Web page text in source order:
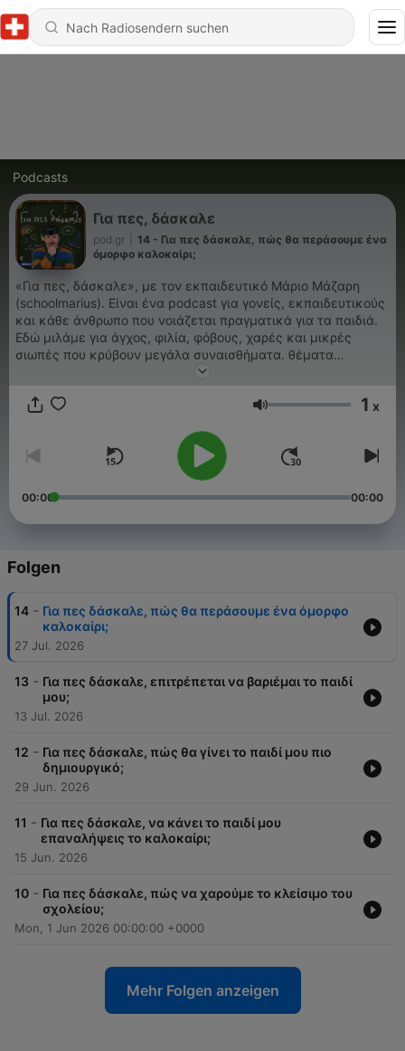
Podcasts
Για πες, δάσκαλε
pod.gr
14 - Για πες δάσκαλε, πώς θα περάσουμε ένα
όμορφο καλοκαίρι;
«Για πες, δάσκαλε», με τον εκπαιδευτικό Μάριο Μάζαρη
(schoolmarius). Eίναι ένα podcast για γονείς, εκπαιδευτικούς
και κάθε άνθρωπο που νοιάζεται πραγματικά για τα παιδιά.
Εδώ μιλάμε για άγχος, φιλία, φόβους, χαρές και μικρές
σιωπές που κρύβουν μεγάλα συναισθήματα. θέματα
γονεϊκότητας, σχολείου, σχέσεων με παιδιά, γονείς,
θεωρίες και “πρέπει”, ψάχνουμε τρόπους να ακούμε, να
κάθε παιδί χρειάζεται κάποιον να του πει: «Σε βλέπω. Σε
ακούω. Είμαι εδώ.»
Lautstärke 1 x
00:00 00:00
Folgen
14 - Για πες δάσκαλε, πώς θα περάσουμε ένα όμορφο
καλοκαίρι;
27 Jul. 2026
13 - Για πες δάσκαλε, επιτρέπεται να βαριέμαι το παιδί
μου;
13 Jul. 2026
12 - Για πες δάσκαλε, πώς θα γίνει το παιδί μου πιο
δημιουργικό;
29 Jun. 2026
11 - Για πες δάσκαλε, να κάνει το παιδί μου
επαναλήψεις το καλοκαίρι;
15 Jun. 2026
10 - Για πες δάσκαλε, πώς να χαρούμε το κλείσιμο του
σχολείου;
Mon, 1 Jun 2026 00:00:00 +0000
Mehr Folgen anzeigen